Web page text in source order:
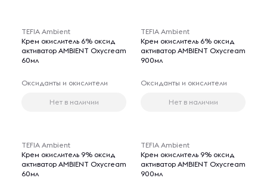
TEFIA Ambient
Крем окислитель 6% оксид
активатор AMBIENT Oxycream
60мл
Оксиданты и окислители
Нет в наличии
TEFIA Ambient
Крем окислитель 6% оксид
активатор AMBIENT Oxycream
900мл
Оксиданты и окислители
Нет в наличии
TEFIA Ambient
Крем окислитель 9% оксид
активатор AMBIENT Oxycream
60мл
TEFIA Ambient
Крем окислитель 9% оксид
активатор AMBIENT Oxycream
900мл